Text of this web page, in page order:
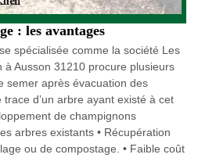
: les avantages
spécialisée comme la société Les
Ausson 31210 procure plusieurs
semer après évacuation des
d’un arbre ayant existé à cet
de champignons
arbres existants • Récupération
ou de compostage. • Faible coût